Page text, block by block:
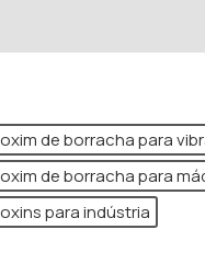
de borracha para
de borracha para
para indústria